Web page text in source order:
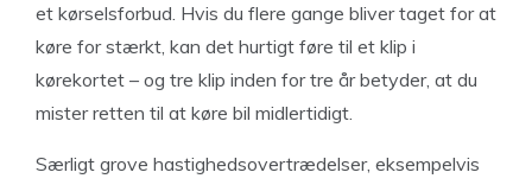
et kørselsforbud. Hvis du flere gange bliver taget for at
køre for stærkt, kan det hurtigt føre til et klip i
kørekortet – og tre klip inden for tre år betyder, at du
mister retten til at køre bil midlertidigt.
Særligt grove hastighedsovertrædelser, eksempelvis